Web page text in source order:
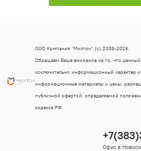
Офис в
ООО Компания "Милтон" (с) 2008-2026.
Обращаем Ваше внимание на то, что данный
исключительно информационный характер
информационные материалы и цены,
публичной офертой, определяемой
кодекса РФ.